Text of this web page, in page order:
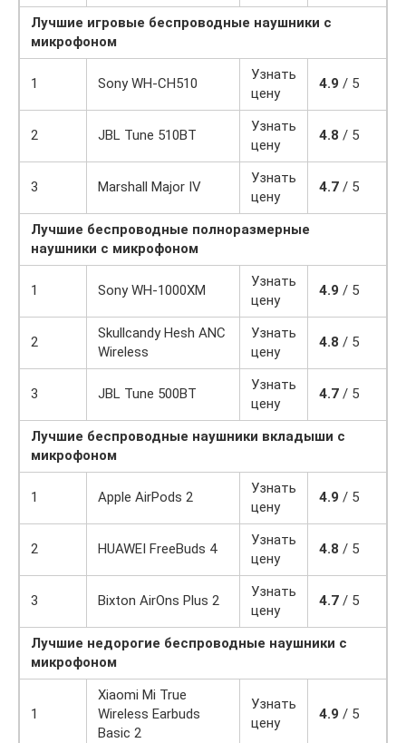
Лучшие игровые беспроводные наушники с
микрофоном
1 Sony WH-CH510
Узнать
цену
4.9 / 5
2 JBL Tune 510BT
Узнать
цену
4.8 / 5
3 Marshall Major IV
Узнать
цену
4.7 / 5
Лучшие беспроводные полноразмерные
наушники с микрофоном
1 Sony WH-1000XM
Узнать
цену
4.9 / 5
2
Skullcandy Hesh ANC
Wireless
Узнать
цену
4.8 / 5
3 JBL Tune 500BT
Узнать
цену
4.7 / 5
Лучшие беспроводные наушники вкладыши с
микрофоном
1 Apple AirPods 2
Узнать
цену
4.9 / 5
2 HUAWEI FreeBuds 4
Узнать
цену
4.8 / 5
3 Bixton AirOns Plus 2
Узнать
цену
4.7 / 5
Лучшие недорогие беспроводные наушники с
микрофоном
1
Xiaomi Mi True
Wireless Earbuds
Basic 2
Узнать
цену
4.9 / 5